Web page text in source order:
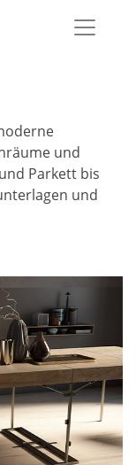
und
Parkett bis
und